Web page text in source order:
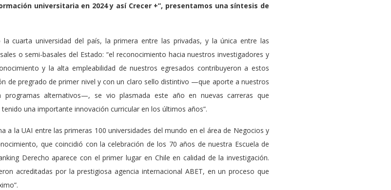
universitaria en 2024 y así Crecer +”, presentamos una síntesis de
cuarta universidad del país, la primera entre las privadas, y la única entre las
o semi-basales del Estado: “el reconocimiento hacia nuestros investigadores y
y la alta empleabilidad de nuestros egresados contribuyeron a estos
de pregrado de primer nivel y con un claro sello distintivo —que aporte a nuestros
programas alternativos—, se vio plasmada este año en nuevas carreras que
una importante innovación curricular en los últimos años”.
a la UAI entre las primeras 100 universidades del mundo en el área de Negocios y
que coincidió con la celebración de los 70 años de nuestra Escuela de
Derecho aparece con el primer lugar en Chile en calidad de la investigación.
acreditadas por la prestigiosa agencia internacional ABET, en un proceso que